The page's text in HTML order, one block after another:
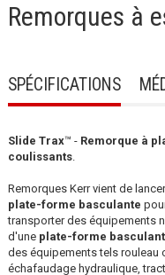
Remorques à
SPÉCIFICATIONS
Slide Trax™ -Remorque à
coulissants.
Remorques Kerr vient de
plate-forme basculante
transporter des équipements
d'une plate-forme
des équipements tels rouleau
échafaudage hydraulique,